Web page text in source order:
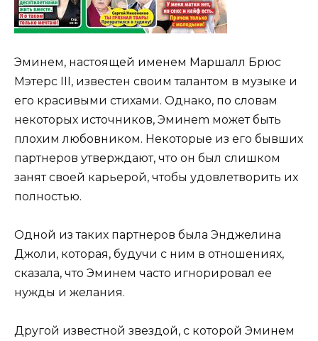
Эминем, настоящей именем Маршалл Брюс
Мэтерс III, известен своим талантом в музыке и
его красивыми стихами. Однако, по словам
некоторых источников, Эминеm может быть
плохим любовником. Некоторые из его бывших
партнеров утверждают, что он был слишком
занят своей карьерой, чтобы удовлетворить их
полностью.
Одной из таких партнеров была Энджелина
Джоли, которая, будучи с ним в отношениях,
сказала, что Эминем часто игнорировал ее
нужды и желания.
Другой известной звездой, с которой Эминем